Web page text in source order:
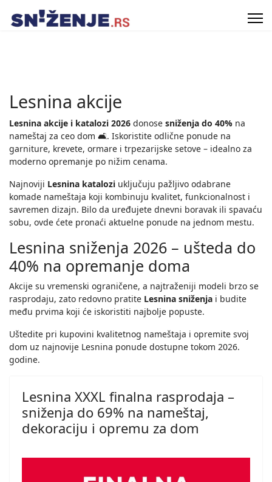
Lesnina akcije
Lesnina akcije i katalozi 2026 donose sniženja do 40% na
nameštaj za ceo dom 🛋️. Iskoristite odlične ponude na
garniture, krevete, ormare i trpezarijske setove – idealno za
moderno opremanje po nižim cenama.
Najnoviji Lesnina katalozi uključuju pažljivo odabrane
komade nameštaja koji kombinuju kvalitet, funkcionalnost i
savremen dizajn. Bilo da uređujete dnevni boravak ili spavaću
sobu, ovde ćete pronaći aktuelne ponude na jednom mestu.
Lesnina sniženja 2026 – ušteda do
40% na opremanje doma
Akcije su vremenski ograničene, a najtraženiji modeli brzo se
rasprodaju, zato redovno pratite Lesnina sniženja i budite
među prvima koji će iskoristiti najbolje popuste.
Uštedite pri kupovini kvalitetnog nameštaja i opremite svoj
dom uz najnovije Lesnina ponude dostupne tokom 2026.
godine.
Lesnina XXXL finalna rasprodaja –
sniženja do 69% na nameštaj,
dekoraciju i opremu za dom